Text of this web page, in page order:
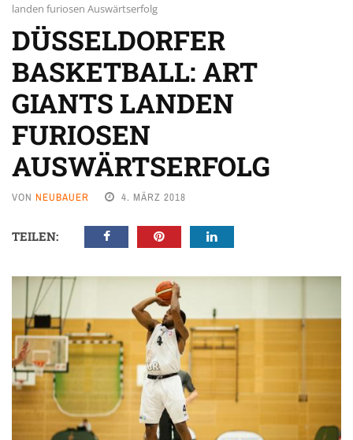
landen furiosen Auswärtserfolg
DÜSSELDORFER
BASKETBALL: ART
GIANTS LANDEN
FURIOSEN
AUSWÄRTSERFOLG
VON NEUBAUER 4. MÄRZ 2018
TEILEN: